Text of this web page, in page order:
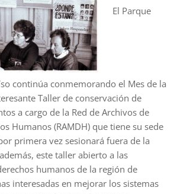
El Parque
continúa conmemorando el Mes de la
Taller de conservación de
a cargo de la Red de Archivos de
Humanos (RAMDH) que tiene su sede
primera vez sesionará fuera de la
este taller abierto a las
humanos de la región de
interesadas en mejorar los sistemas